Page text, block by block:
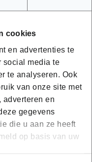
cookies
en advertenties te
social media te
te analyseren. Ook
van onze site met
adverteren en
gegevens
die u aan ze heeft
op basis van uw
werken en echt door
vervolgstap.
Dan weet je welke